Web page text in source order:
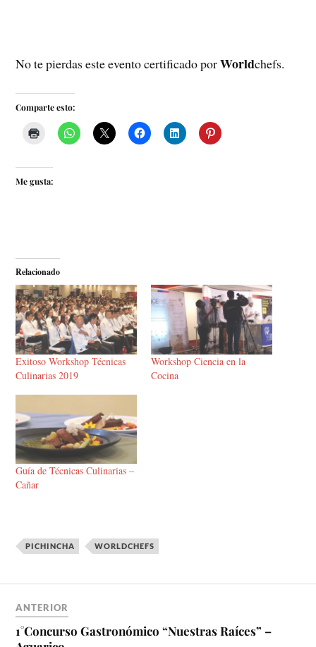
No te pierdas este evento certificado porWorldchefs.
Comparte esto:
Me gusta:
Relacionado
Exitoso Workshop Técnicas
Culinarias 2019
Workshop Ciencia en la
Cocina
Guía de Técnicas Culinarias –
Cañar
PICHINCHA WORLDCHEFS
ANTERIOR
1°Concurso Gastronómico “Nuestras Raíces” –